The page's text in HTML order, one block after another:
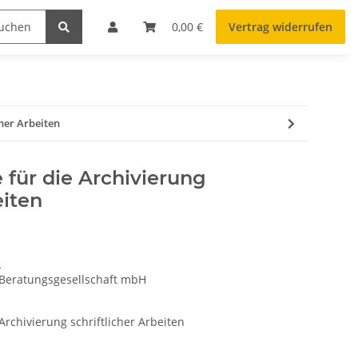
0,00 € Vertrag widerrufen
Arbeiten
für die Archivierung
mbH
schriftlicher Arbeiten